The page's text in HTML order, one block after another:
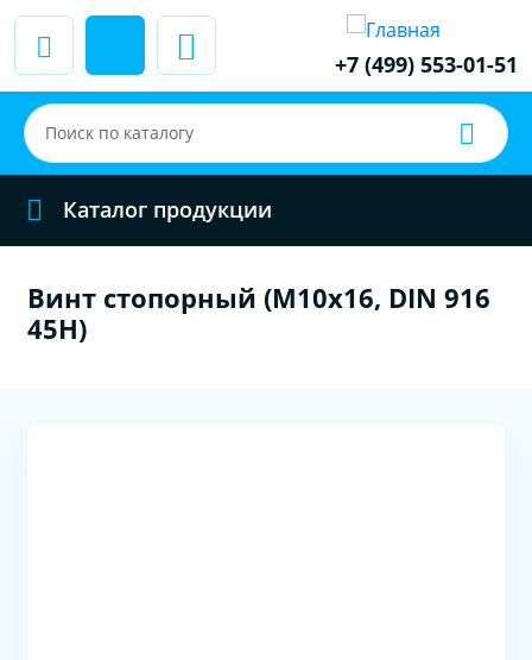
+7 (499) 553-01-51
Каталог продукции
Винт стопорный (M10x16, DIN 916
45H)